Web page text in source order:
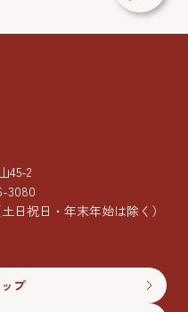
45-2
3080
土日祝日・年末年始は除く）
プ